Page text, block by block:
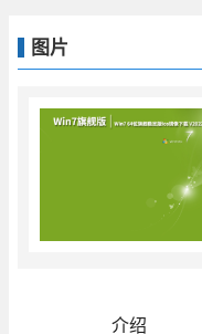
图片
介绍